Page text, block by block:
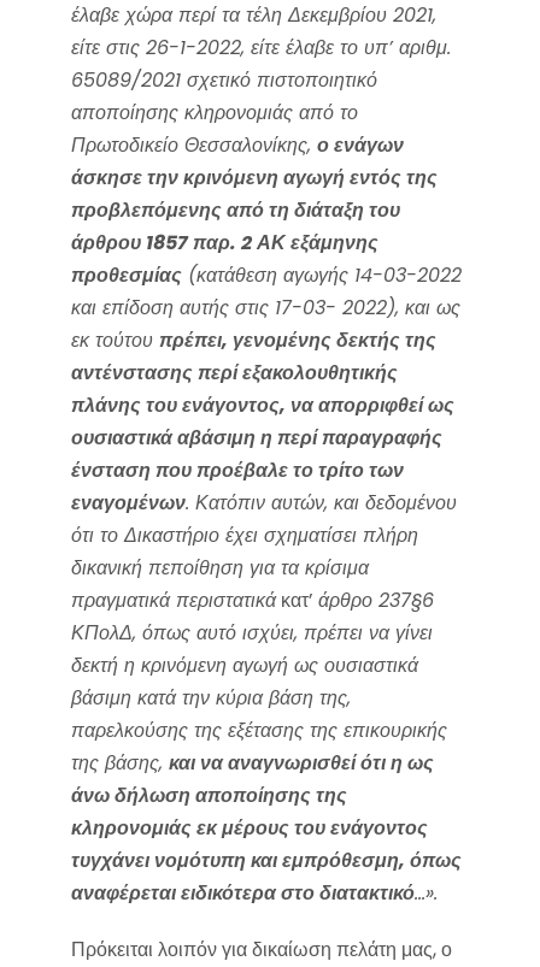
έλαβε χώρα περί τα τέλη Δεκεμβρίου 2021,
είτε στις 26-1-2022, είτε έλαβε το υπ’ αριθμ.
65089/2021 σχετικό πιστοποιητικό
αποποίησης κληρονομιάς από το
Πρωτοδικείο Θεσσαλονίκης, ο ενάγων
άσκησε την κρινόμενη αγωγή εντός της
προβλεπόμενης από τη διάταξη του
άρθρου 1857 παρ. 2 ΑΚ εξάμηνης
προθεσμίας (κατάθεση αγωγής 14-03-2022
και επίδοση αυτής στις 17-03- 2022), και ως
εκ τούτου πρέπει, γενομένης δεκτής της
αντένστασης περί εξακολουθητικής
πλάνης του ενάγοντος, να απορριφθεί ως
ουσιαστικά αβάσιμη η περί παραγραφής
ένσταση που προέβαλε το τρίτο των
εναγομένων. Κατόπιν αυτών, και δεδομένου
ότι το Δικαστήριο έχει σχηματίσει πλήρη
δικανική πεποίθηση για τα κρίσιμα
πραγματικά περιστατικάκατ’ άρθρο 237§6
ΚΠολΔ, όπως αυτό ισχύει, πρέπει να γίνει
δεκτή η κρινόμενη αγωγή ως ουσιαστικά
βάσιμη κατά την κύρια βάση της,
παρελκούσης της εξέτασης της επικουρικής
της βάσης, και να αναγνωρισθεί ότι η ως
άνω δήλωση αποποίησης της
κληρονομιάς εκ μέρους του ενάγοντος
τυγχάνει νομότυπη και εμπρόθεσμη, όπως
αναφέρεται ειδικότερα στο διατακτικό…».
Πρόκειται λοιπόν για δικαίωση πελάτη μας, ο